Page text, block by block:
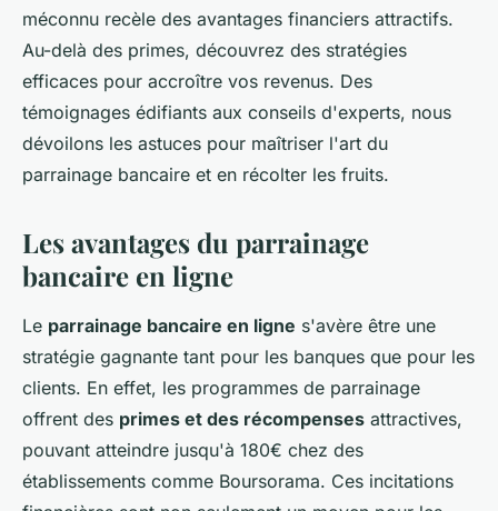
Laura•5 mai 2024 •3 min de lecture
méconnu recèle des avantages financiers attractifs.
Au-delà des primes, découvrez des stratégies
efficaces pour accroître vos revenus. Des
témoignages édifiants aux conseils d'experts, nous
dévoilons les astuces pour maîtriser l'art du
parrainage bancaire et en récolter les fruits.
Les avantages du parrainage
bancaire en ligne
Le parrainage bancaire en ligne s'avère être une
stratégie gagnante tant pour les banques que pour les
clients. En effet, les programmes de parrainage
offrent des primes et des récompenses attractives,
pouvant atteindre jusqu'à 180€ chez des
établissements comme Boursorama. Ces incitations